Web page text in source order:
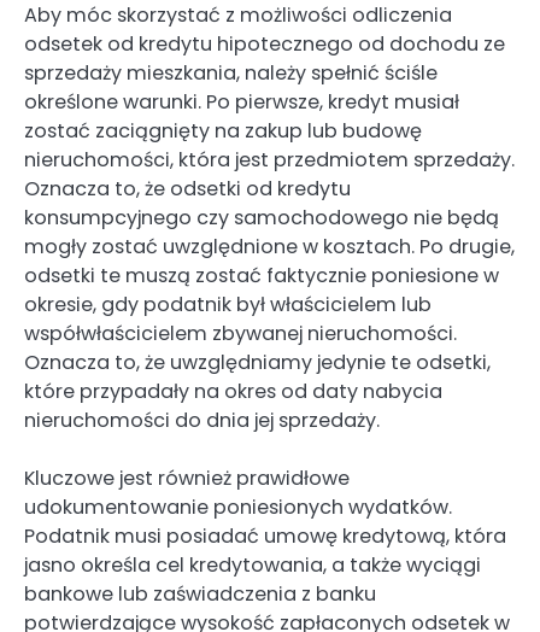
Aby móc skorzystać z możliwości odliczenia
odsetek od kredytu hipotecznego od dochodu ze
sprzedaży mieszkania, należy spełnić ściśle
określone warunki. Po pierwsze, kredyt musiał
zostać zaciągnięty na zakup lub budowę
nieruchomości, która jest przedmiotem sprzedaży.
Oznacza to, że odsetki od kredytu
konsumpcyjnego czy samochodowego nie będą
mogły zostać uwzględnione w kosztach. Po drugie,
odsetki te muszą zostać faktycznie poniesione w
okresie, gdy podatnik był właścicielem lub
współwłaścicielem zbywanej nieruchomości.
Oznacza to, że uwzględniamy jedynie te odsetki,
które przypadały na okres od daty nabycia
nieruchomości do dnia jej sprzedaży.
Kluczowe jest również prawidłowe
udokumentowanie poniesionych wydatków.
Podatnik musi posiadać umowę kredytową, która
jasno określa cel kredytowania, a także wyciągi
bankowe lub zaświadczenia z banku
potwierdzające wysokość zapłaconych odsetek w